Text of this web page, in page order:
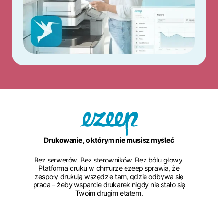
Drukowanie, o którym nie musisz myśleć
Bez serwerów. Bez sterowników. Bez bólu głowy.
Platforma druku w chmurze ezeep sprawia, że
zespoły drukują wszędzie tam, gdzie odbywa się
praca – żeby wsparcie drukarek nigdy nie stało się
Twoim drugim etatem.